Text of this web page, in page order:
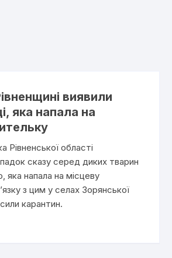
виявили
яка напала на
Рівненської області
сказу серед диких тварин
яка напала на місцеву
з цим у селах Зорянської
карантин.